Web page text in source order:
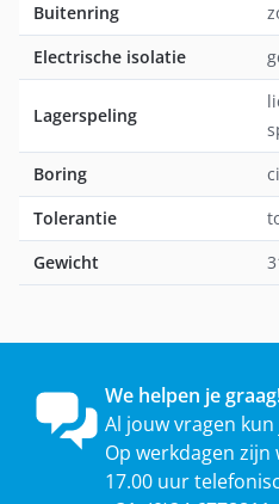
Buitenring
Electrische isolatie
Lagerspeling
Boring
Tolerantie
Gewicht
We helpen je
Al jouw vragen
Op werkdagen zijn
17.00 uur